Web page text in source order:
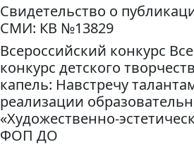
Свидетельство о
СМИ: КВ №13829
Всероссийский конкурс
конкурс детского
капель: Навстречу
реализации
«Художественно-
ФОП ДО